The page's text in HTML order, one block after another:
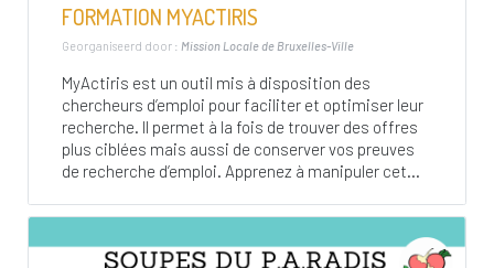
FORMATION MYACTIRIS
Georganiseerd door : Mission Locale de Bruxelles-Ville
MyActiris est un outil mis à disposition des
chercheurs d’emploi pour faciliter et optimiser leur
recherche. Il permet à la fois de trouver des offres
plus ciblées mais aussi de conserver vos preuves
de recherche d’emploi. Apprenez à manipuler cet...